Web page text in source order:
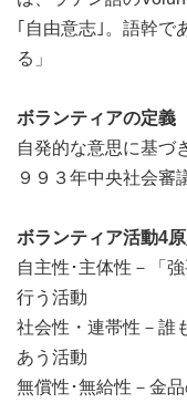
｢自由意志｣。語幹で
る」
ボランティアの定義
自発的な意思に基づ
９９３年中央社会審
ボランティア活動4原
自主性･主体性－「
行う活動
社会性・連帯性－誰
あう活動
無償性･無給性－金